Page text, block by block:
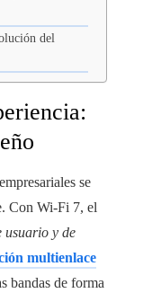
del
se
Con Wi‑Fi 7, el
usuario y de
multienlace
bandas de forma